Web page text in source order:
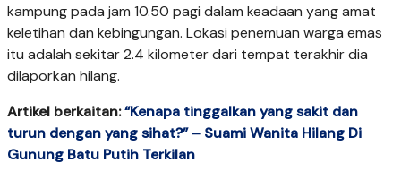
kampung pada jam 10.50 pagi dalam keadaan yang amat
keletihan dan kebingungan. Lokasi penemuan warga emas
itu adalah sekitar 2.4 kilometer dari tempat terakhir dia
dilaporkan hilang.
Artikel berkaitan:“Kenapa tinggalkan yang sakit dan
turun dengan yang sihat?” – Suami Wanita Hilang Di
Gunung Batu Putih Terkilan